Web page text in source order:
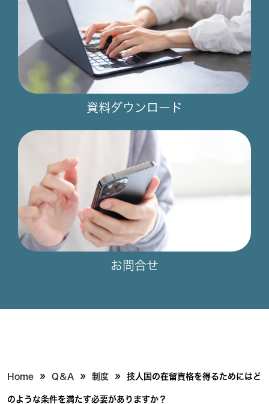
資料ダウンロード
お問合せ
Home » Q＆A » 制度 » 技人国の在留資格を得るためにはど
のような条件を満たす必要がありますか？